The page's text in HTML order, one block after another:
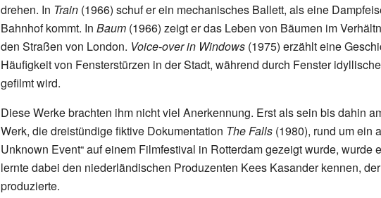
drehen. In Train (1966) schuf er ein mechanisches Ballett, als eine
Bahnhof kommt. In Baum (1966) zeigt er das Leben von Bäumen im
den Straßen von London. Voice-over in Windows (1975) erzählt eine
Häufigkeit von Fensterstürzen in der Stadt, während durch Fenster
gefilmt wird.
Diese Werke brachten ihm nicht viel Anerkennung. Erst als sein bis dahin
Werk, die dreistündige fiktive Dokumentation The Falls (1980), rund um ein
Unknown Event“ auf einem Filmfestival in Rotterdam gezeigt wurde, wurde
lernte dabei den niederländischen Produzenten Kees Kasanderkennen,
produzierte.